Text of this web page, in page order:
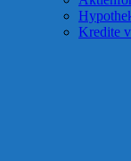
Kredite